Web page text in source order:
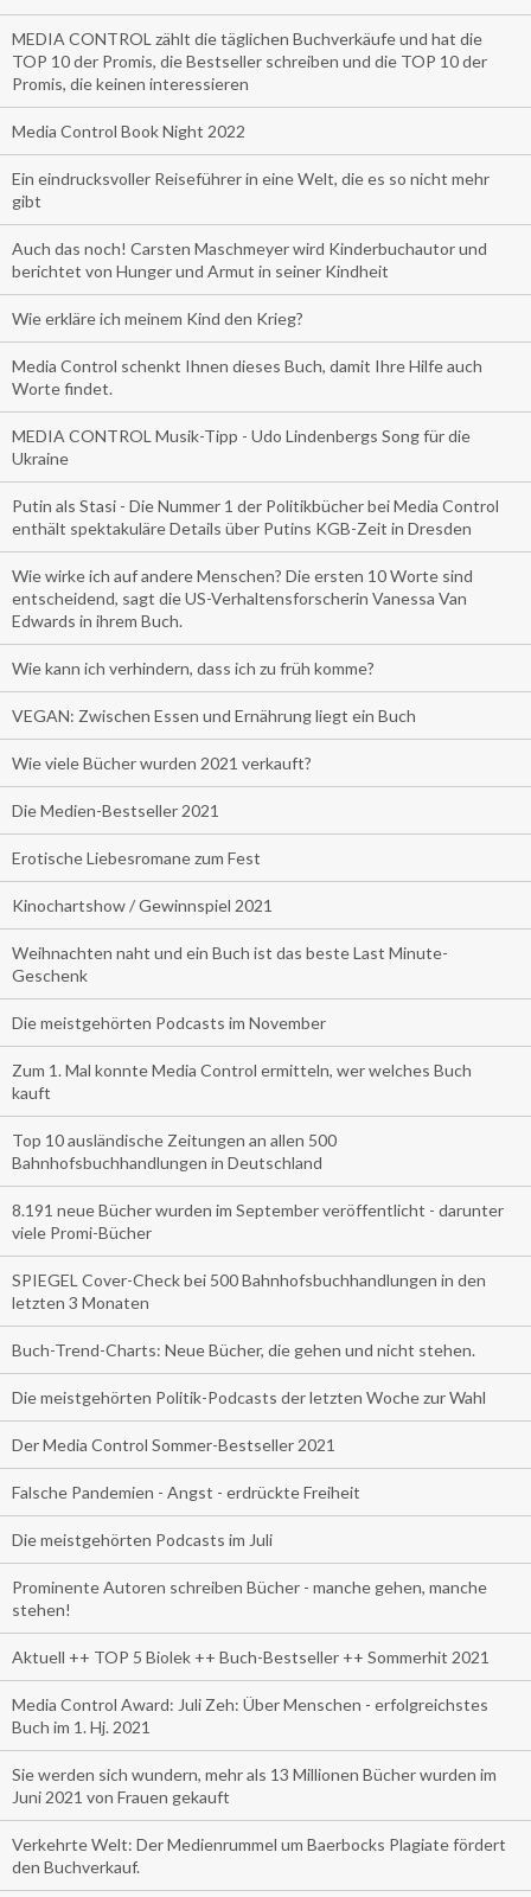
MEDIA CONTROL zählt die täglichen Buchverkäufe und hat die
TOP 10 der Promis, die Bestseller schreiben und die TOP 10 der
Promis, die keinen interessieren
Media Control Book Night 2022
Ein eindrucksvoller Reiseführer in eine Welt, die es so nicht mehr
gibt
Auch das noch! Carsten Maschmeyer wird Kinderbuchautor und
berichtet von Hunger und Armut in seiner Kindheit
Wie erkläre ich meinem Kind den Krieg?
Media Control schenkt Ihnen dieses Buch, damit Ihre Hilfe auch
Worte findet.
MEDIA CONTROL Musik-Tipp - Udo Lindenbergs Song für die
Ukraine
Putin als Stasi - Die Nummer 1 der Politikbücher bei Media Control
enthält spektakuläre Details über Putins KGB-Zeit in Dresden
Wie wirke ich auf andere Menschen? Die ersten 10 Worte sind
entscheidend, sagt die US-Verhaltensforscherin Vanessa Van
Edwards in ihrem Buch.
Wie kann ich verhindern, dass ich zu früh komme?
VEGAN: Zwischen Essen und Ernährung liegt ein Buch
Wie viele Bücher wurden 2021 verkauft?
Die Medien-Bestseller 2021
Erotische Liebesromane zum Fest
Kinochartshow / Gewinnspiel 2021
Weihnachten naht und ein Buch ist das beste Last Minute-
Geschenk
Die meistgehörten Podcasts im November
Zum 1. Mal konnte Media Control ermitteln, wer welches Buch
kauft
Top 10 ausländische Zeitungen an allen 500
Bahnhofsbuchhandlungen in Deutschland
8.191 neue Bücher wurden im September veröffentlicht - darunter
viele Promi-Bücher
SPIEGEL Cover-Check bei 500 Bahnhofsbuchhandlungen in den
letzten 3 Monaten
Buch-Trend-Charts: Neue Bücher, die gehen und nicht stehen.
Die meistgehörten Politik-Podcasts der letzten Woche zur Wahl
Der Media Control Sommer-Bestseller 2021
Falsche Pandemien - Angst - erdrückte Freiheit
Die meistgehörten Podcasts im Juli
Prominente Autoren schreiben Bücher - manche gehen, manche
stehen!
Aktuell ++ TOP 5 Biolek ++ Buch-Bestseller ++ Sommerhit 2021
Media Control Award: Juli Zeh: Über Menschen - erfolgreichstes
Buch im 1. Hj. 2021
Sie werden sich wundern, mehr als 13 Millionen Bücher wurden im
Juni 2021 von Frauen gekauft
Verkehrte Welt: Der Medienrummel um Baerbocks Plagiate fördert
den Buchverkauf.